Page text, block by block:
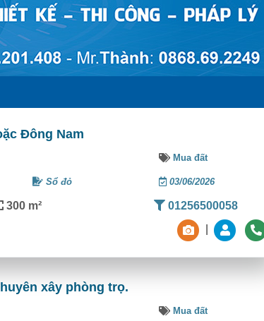
Đông Nam
Mua đất
Sổ đỏ 03/06/2026
300 m² 01256500058
xây phòng trọ.
Mua đất